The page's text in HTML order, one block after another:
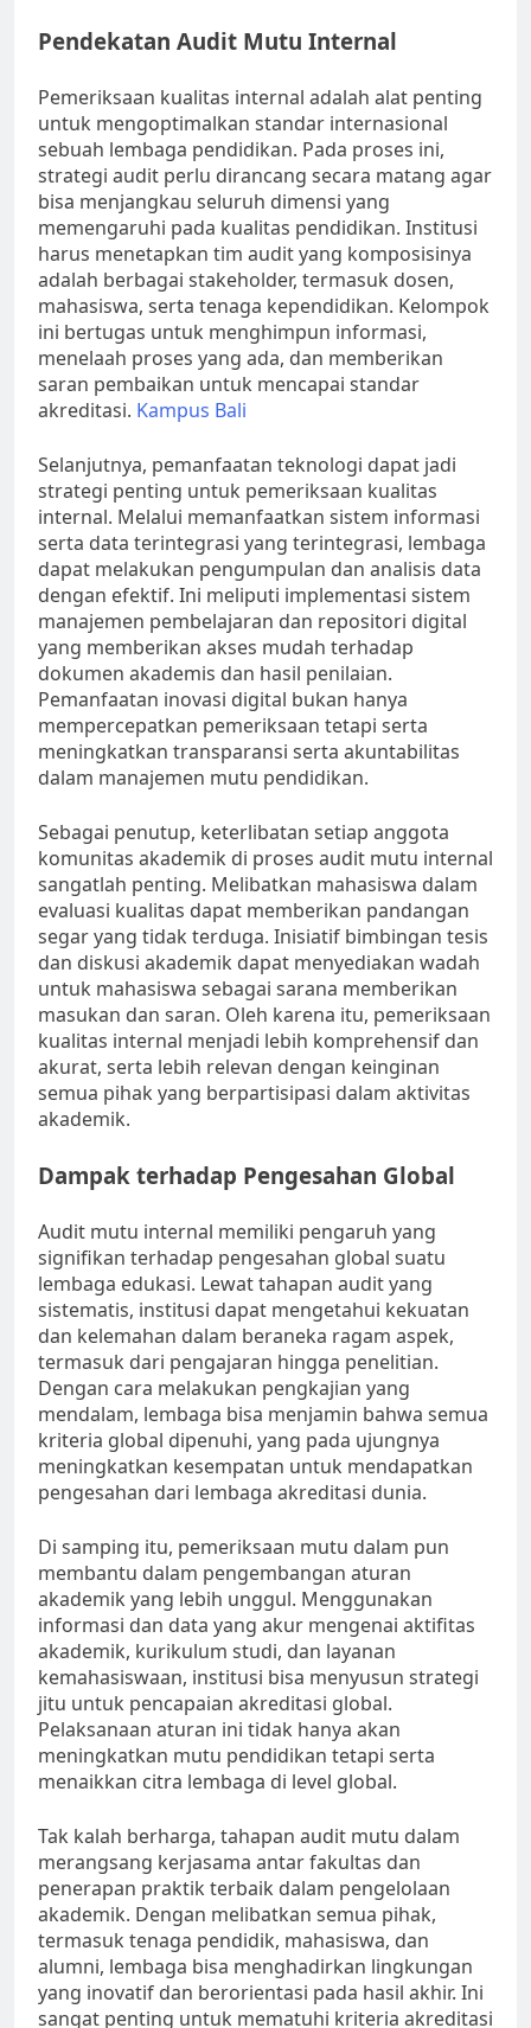
Pendekatan Audit Mutu Internal
Pemeriksaan kualitas internal adalah alat penting
untuk mengoptimalkan standar internasional
sebuah lembaga pendidikan. Pada proses ini,
strategi audit perlu dirancang secara matang agar
bisa menjangkau seluruh dimensi yang
memengaruhi pada kualitas pendidikan. Institusi
harus menetapkan tim audit yang komposisinya
adalah berbagai stakeholder, termasuk dosen,
mahasiswa, serta tenaga kependidikan. Kelompok
ini bertugas untuk menghimpun informasi,
menelaah proses yang ada, dan memberikan
saran pembaikan untuk mencapai standar
akreditasi. Kampus Bali
Selanjutnya, pemanfaatan teknologi dapat jadi
strategi penting untuk pemeriksaan kualitas
internal. Melalui memanfaatkan sistem informasi
serta data terintegrasi yang terintegrasi, lembaga
dapat melakukan pengumpulan dan analisis data
dengan efektif. Ini meliputi implementasi sistem
manajemen pembelajaran dan repositori digital
yang memberikan akses mudah terhadap
dokumen akademis dan hasil penilaian.
Pemanfaatan inovasi digital bukan hanya
mempercepatkan pemeriksaan tetapi serta
meningkatkan transparansi serta akuntabilitas
dalam manajemen mutu pendidikan.
Sebagai penutup, keterlibatan setiap anggota
komunitas akademik di proses audit mutu internal
sangatlah penting. Melibatkan mahasiswa dalam
evaluasi kualitas dapat memberikan pandangan
segar yang tidak terduga. Inisiatif bimbingan tesis
dan diskusi akademik dapat menyediakan wadah
untuk mahasiswa sebagai sarana memberikan
masukan dan saran. Oleh karena itu, pemeriksaan
kualitas internal menjadi lebih komprehensif dan
akurat, serta lebih relevan dengan keinginan
semua pihak yang berpartisipasi dalam aktivitas
akademik.
Dampak terhadap Pengesahan Global
Audit mutu internal memiliki pengaruh yang
signifikan terhadap pengesahan global suatu
lembaga edukasi. Lewat tahapan audit yang
sistematis, institusi dapat mengetahui kekuatan
dan kelemahan dalam beraneka ragam aspek,
termasuk dari pengajaran hingga penelitian.
Dengan cara melakukan pengkajian yang
mendalam, lembaga bisa menjamin bahwa semua
kriteria global dipenuhi, yang pada ujungnya
meningkatkan kesempatan untuk mendapatkan
pengesahan dari lembaga akreditasi dunia.
Di samping itu, pemeriksaan mutu dalam pun
membantu dalam pengembangan aturan
akademik yang lebih unggul. Menggunakan
informasi dan data yang akur mengenai aktifitas
akademik, kurikulum studi, dan layanan
kemahasiswaan, institusi bisa menyusun strategi
jitu untuk pencapaian akreditasi global.
Pelaksanaan aturan ini tidak hanya akan
meningkatkan mutu pendidikan tetapi serta
menaikkan citra lembaga di level global.
Tak kalah berharga, tahapan audit mutu dalam
merangsang kerjasama antar fakultas dan
penerapan praktik terbaik dalam pengelolaan
akademik. Dengan melibatkan semua pihak,
termasuk tenaga pendidik, mahasiswa, dan
alumni, lembaga bisa menghadirkan lingkungan
yang inovatif dan berorientasi pada hasil akhir. Ini
sangat penting untuk mematuhi kriteria akreditasi